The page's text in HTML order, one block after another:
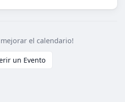
mejorar el calendario!
un Evento